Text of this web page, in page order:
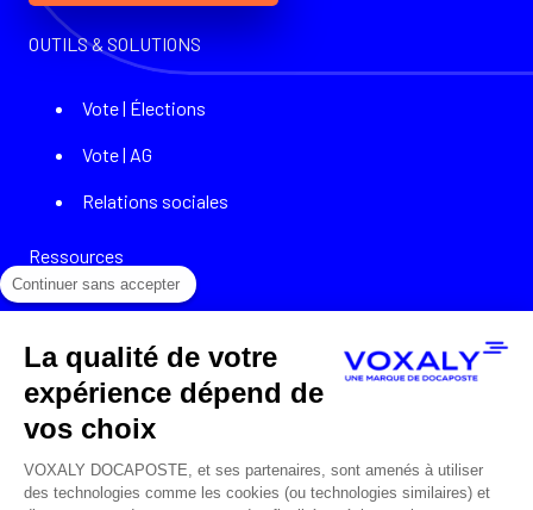
OUTILS & SOLUTIONS
Vote | Élections
Vote | AG
Relations sociales
Ressources
Témoignages
Podcasts
Livres blancs
Continuer sans accepter
La qualité de votre
expérience dépend de
vos choix
VOXALY DOCAPOSTE, et ses partenaires, sont amenés à utiliser
des technologies comme les cookies (ou technologies similaires) et